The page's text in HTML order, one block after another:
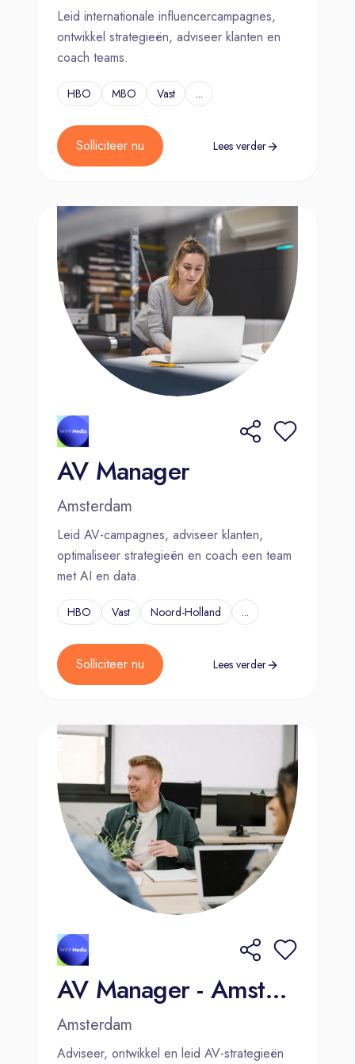
Leid internationale influencercampagnes,
ontwikkel strategieën, adviseer klanten en
coach teams.
HBO MBO Vast ...
Solliciteer nu Lees verder
AV Manager
Amsterdam
Leid AV-campagnes, adviseer klanten,
optimaliseer strategieën en coach een team
met AI en data.
HBO Vast Noord-Holland ...
Solliciteer nu Lees verder
AV Manager - Amsterdam
Amsterdam
Adviseer, ontwikkel en leid AV-strategieën